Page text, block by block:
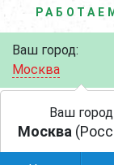
Ваш город:
Москва
Ваш город
Москва